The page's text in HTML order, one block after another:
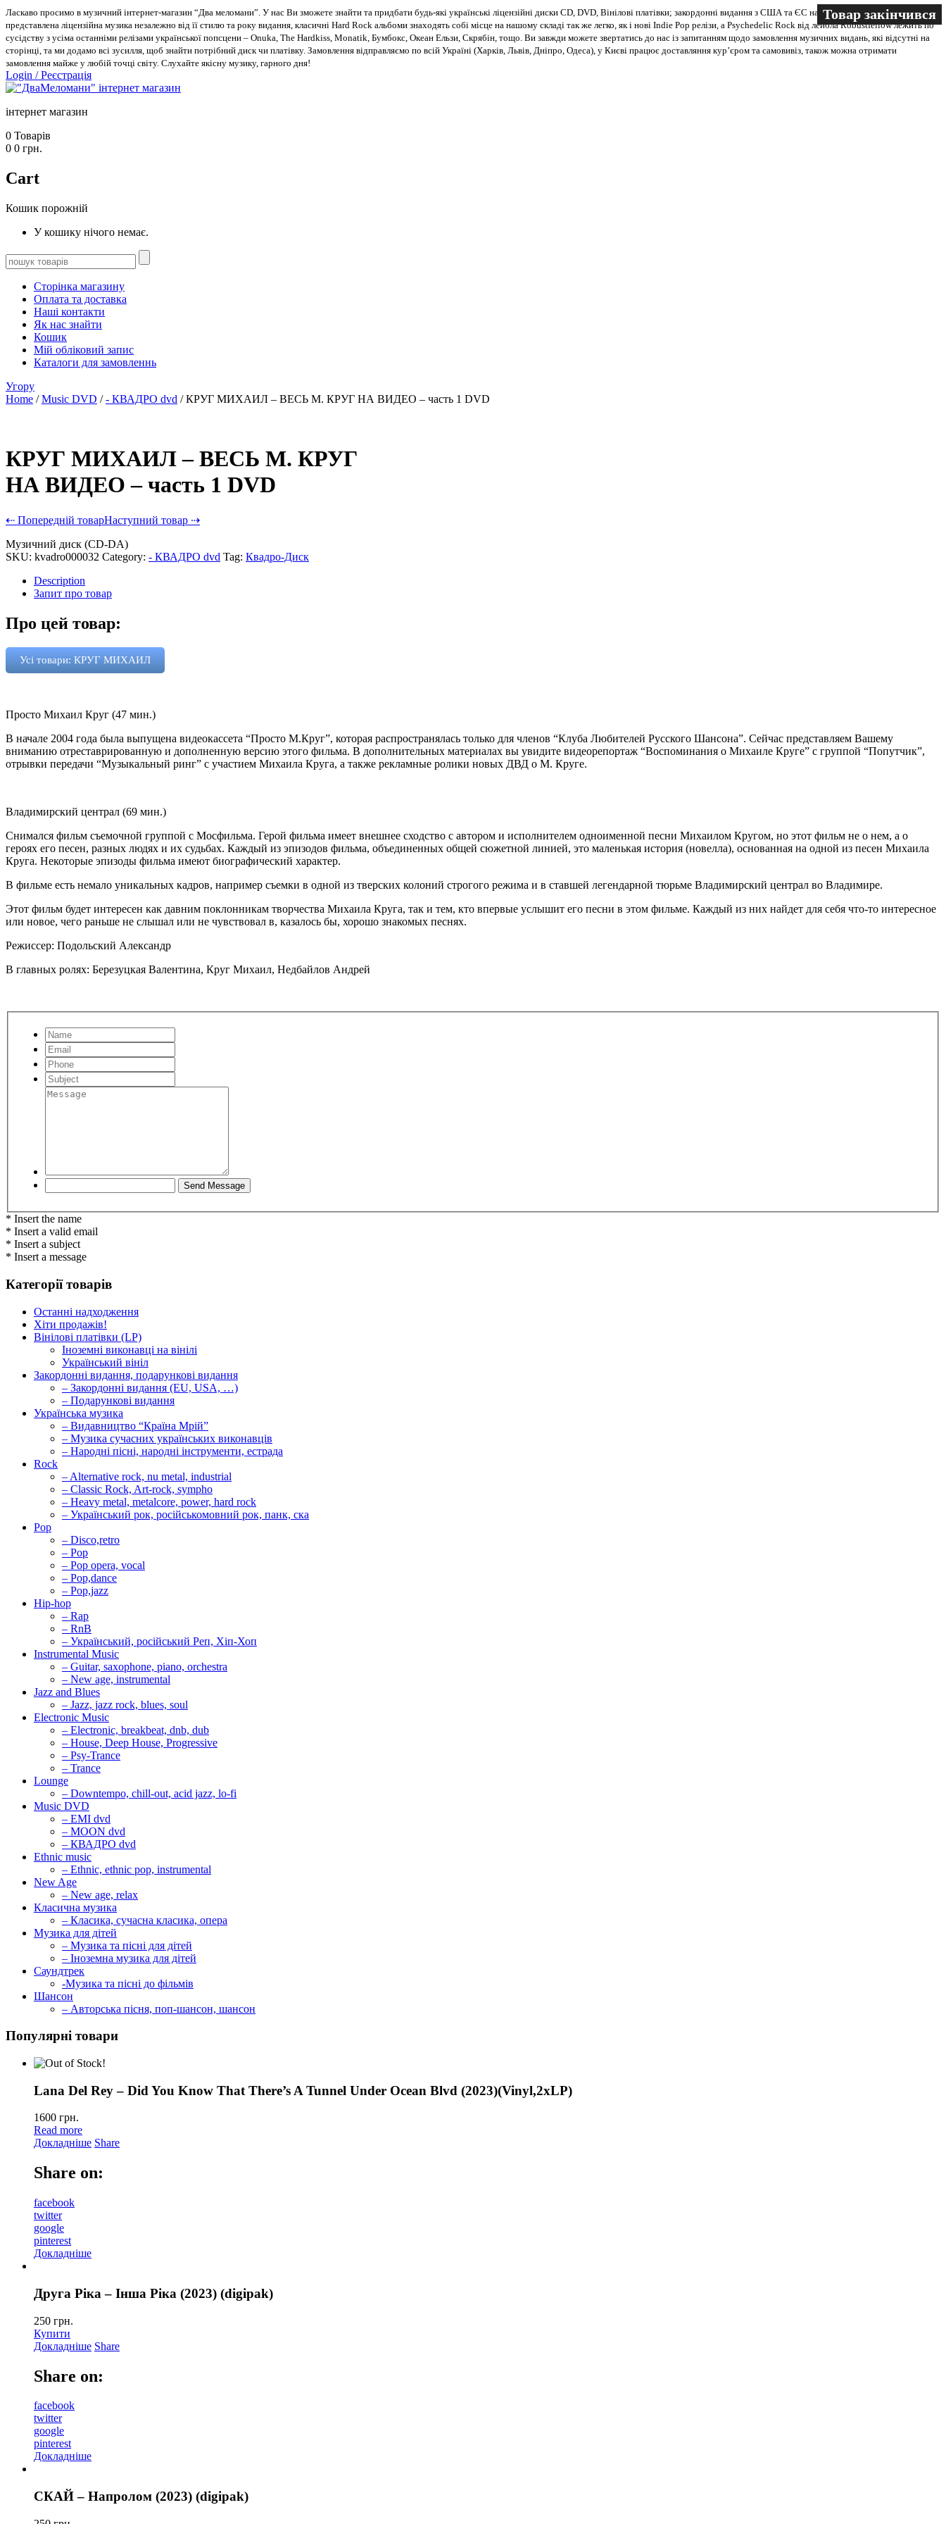
Ласкаво просимо в музичний інтернет-магазин “Два меломани”. У нас Ви зможете знайти та придбати будь-які українські ліцензійні диски CD, DVD, Вінілові платівки; закордонні видання з США та ЄС на всіх носіях. В магазині
представлена ліцензійна музика незалежно від її стилю та року видання, класичні Hard Rock альбоми знаходять собі місце на нашому складі так же легко, як і нові Indie Pop релізи, а Psychedelic Rock від лейбла Robustfellow лежить по
сусідству з усіма останніми релізами української попсцени – Onuka, The Hardkiss, Monatik, Бумбокс, Океан Ельзи, Скрябін, тощо. Ви завжди можете звертатись до нас із запитанням щодо замовлення музичних видань, які відсутні на
сторінці, та ми додамо всі зусилля, щоб знайти потрібний диск чи платівку. Замовлення відправляємо по всій Україні (Харків, Львів, Дніпро, Одеса), у Києві працює доставляння кур’єром та самовивіз, також можна отримати
замовлення майже у любій точці світу. Слухайте якісну музику, гарного дня!
Login /Реєстрація
інтернет магазин
0 Товарів
0 0 грн.
Cart
Кошик порожній
У кошику нічого немає.
Сторінка магазину
Оплата та доставка
Наші контакти
Як нас знайти
Кошик
Мій обліковий запис
Каталоги для замовленнь
Угору
Home /Music DVD /- КВАДРО dvd / КРУГ МИХАИЛ – ВЕСЬ М. КРУГ НА ВИДЕО – часть 1 DVD
Товар закінчився
КРУГ МИХАИЛ – ВЕСЬ М. КРУГ
НА ВИДЕО – часть 1 DVD
⇠ Попередній товарНаступний товар ⇢
Музичний диск (CD-DA)
SKU: kvadro000032 Category: - КВАДРО dvd Tag: Квадро-Диск
Description
Запит про товар
Про цей товар:
Усі товари: КРУГ МИХАИЛ
Просто Михаил Круг (47 мин.)
В начале 2004 года была выпущена видеокассета “Просто М.Круг”, которая распространялась только для членов “Клуба Любителей Русского Шансона”. Сейчас представляем Вашему
вниманию отреставрированную и дополненную версию этого фильма. В дополнительных материалах вы увидите видеорепортаж “Воспоминания о Михаиле Круге” с группой “Попутчик”,
отрывки передачи “Музыкальный ринг” с участием Михаила Круга, а также рекламные ролики новых ДВД о М. Круге.
Владимирский централ (69 мин.)
Снимался фильм съемочной группой с Мосфильма. Герой фильма имеет внешнее сходство с автором и исполнителем одноименной песни Михаилом Кругом, но этот фильм не о нем, а о
героях его песен, разных людях и их судьбах. Каждый из эпизодов фильма, объединенных общей сюжетной линией, это маленькая история (новелла), основанная на одной из песен Михаила
Круга. Некоторые эпизоды фильма имеют биографический характер.
В фильме есть немало уникальных кадров, например съемки в одной из тверских колоний строгого режима и в ставшей легендарной тюрьме Владимирский централ во Владимире.
Этот фильм будет интересен как давним поклонникам творчества Михаила Круга, так и тем, кто впервые услышит его песни в этом фильме. Каждый из них найдет для себя что-то интересное
или новое, чего раньше не слышал или не чувствовал в, казалось бы, хорошо знакомых песнях.
Режиссер: Подольский Александр
В главных ролях: Березуцкая Валентина, Круг Михаил, Недбайлов Андрей
* Insert the name
* Insert a valid email
* Insert a subject
* Insert a message
Категорії товарів
Останні надходження
Хіти продажів!
Вінілові платівки (LP)
Іноземні виконавці на вінілі
Український вініл
Закордонні видання, подарункові видання
– Закордонні видання (EU, USA, …)
– Подарункові видання
Українська музика
– Видавництво “Країна Мрій”
– Музика сучасних українських виконавців
– Народні пісні, народні інструменти, естрада
Rock
– Alternative rock, nu metal, industrial
– Classic Rock, Art-rock, sympho
– Heavy metal, metalcore, power, hard rock
– Український рок, російськомовний рок, панк, ска
Pop
– Disco,retro
– Pop
– Pop opera, vocal
– Pop,dance
– Pop,jazz
Hip-hop
– Rap
– RnB
– Український, російський Реп, Хіп-Хоп
Instrumental Music
– Guitar, saxophone, piano, orchestra
– New age, instrumental
Jazz and Blues
– Jazz, jazz rock, blues, soul
Electronic Music
– Electronic, breakbeat, dnb, dub
– House, Deep House, Progressive
– Psy-Trance
– Trance
Lounge
– Downtempo, chill-out, acid jazz, lo-fi
Music DVD
– EMI dvd
– MOON dvd
– КВАДРО dvd
Ethnic music
– Ethnic, ethnic pop, instrumental
New Age
– New age, relax
Класична музика
– Класика, сучасна класика, опера
Музика для дітей
– Музика та пісні для дітей
– Іноземна музика для дітей
Саундтрек
-Музика та пісні до фільмів
Шансон
– Авторська пісня, поп-шансон, шансон
Популярні товари
Товар закінчився
Lana Del Rey – Did You Know That There’s A Tunnel Under Ocean Blvd (2023)(Vinyl,2xLP)
1600 грн.
Read more
Докладніше Share
Share on:
facebook
twitter
google
pinterest
Докладніше
Друга Ріка – Інша Ріка (2023) (digipak)
250 грн.
Купити
Докладніше Share
Share on:
facebook
twitter
google
pinterest
Докладніше
СКАЙ – Напролом (2023) (digipak)
Товар закінчився